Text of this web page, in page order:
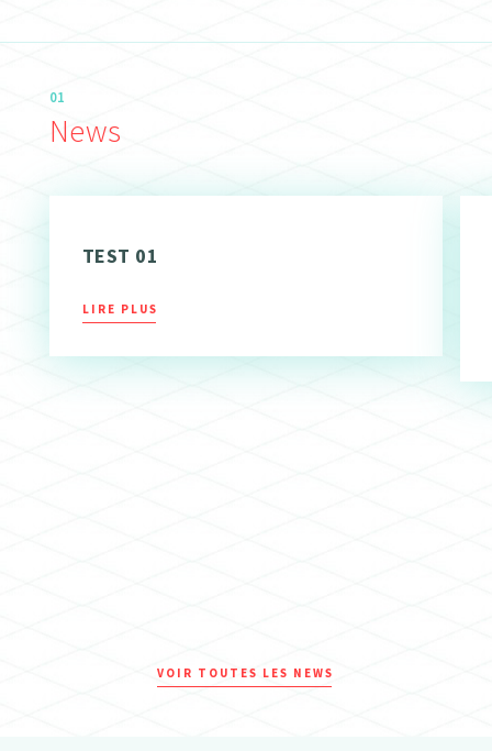
01
News
TEST 01
LIRE PLUS
VOIR TOUTES LES NEWS